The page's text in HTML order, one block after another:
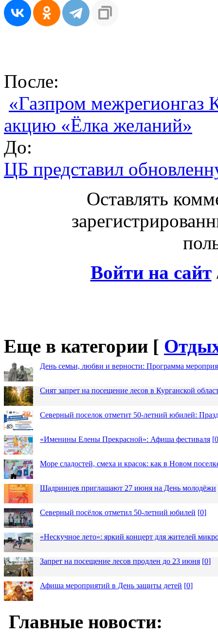
После:
«Газпром межрегионгаз
акцию «Ёлка желаний»
До:
ЦБ представил
Оставлять
Войти на сайт
Еще в категории [
День семьи, любви и верности: Программа
Снят запрет на посещение лесов в Курганской
Северный поселок отметит 50-летний юбилей:
«Именины Елены Прекрасной»: Афиша фестиваля [0
Море сладостей, смеха и красок: как в Новом
Шадринцев приглашают 27 июня на День молодёжи
Северный посёлок отметил 50-летний юбилей [0]
«Нескучное лето»: яркий концерт для жителей
Запрет на посещение лесов продлен до 23 июня [0]
Афиша мероприятий в День защиты детей [0]
Главные новости: